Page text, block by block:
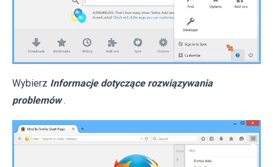
Wybierz Informacje dotyczące rozwiązywania
problemów .